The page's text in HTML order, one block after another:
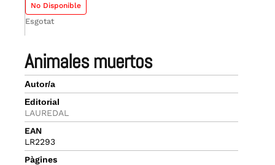
animales muertos
Autor/a
Editorial
LAUREDAL
EAN
LR2293
Pàgines
No Disponible
Esgotat